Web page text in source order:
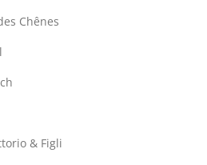
Chênes
& Figli